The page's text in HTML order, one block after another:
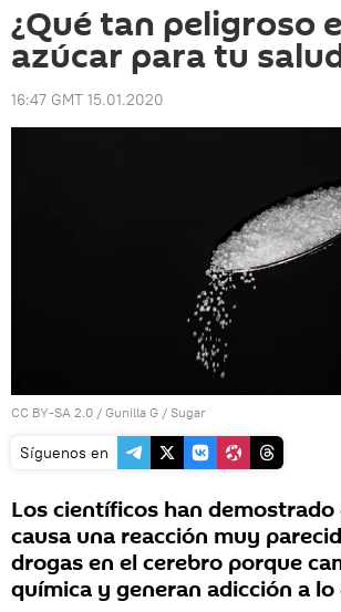
¿Qué tan peligroso
azúcar para tu
16:47 GMT 15.01.2020
CC BY-SA 2.0 / Gunilla G / Sugar
Síguenos en
Los científicos han demostrado
causa una reacción muy
drogas en el cerebro porque
química y generan adicción a lo